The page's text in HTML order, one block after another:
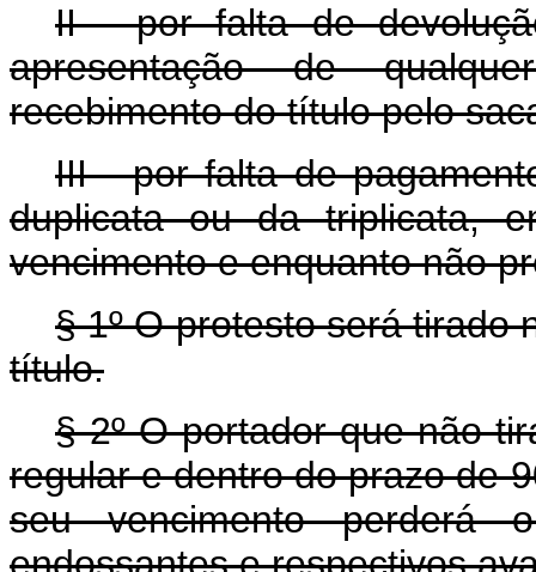
II - por falta de
apresentação de
recebimento do título pelo
III - por falta de
duplicata ou da triplicata,
vencimento e enquanto não
§ 1º O protesto será tirado
título.
§ 2º O portador que não
regular e dentro do prazo de
seu vencimento perderá